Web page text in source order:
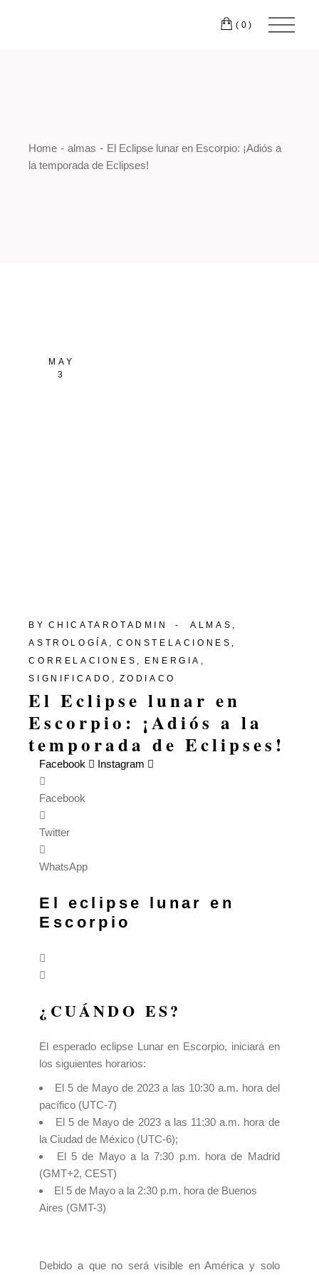
(0)
Home almas
El Eclipse lunar en Escorpio: ¡Adiós a
la temporada de Eclipses!
MAY
3
BY CHICATAROTADMIN
ALMAS
ASTROLOGÍA
CONSTELACIONES
CORRELACIONES
ENERGIA
SIGNIFICADO
ZODIACO
El Eclipse lunar en
Escorpio: ¡Adiós a la
temporada de Eclipses!
Facebook Instagram
Facebook
Twitter
WhatsApp
El eclipse lunar en
Escorpio
¿CUÁNDO ES?
El esperado eclipse Lunar en Escorpio, iniciará en
los siguientes horarios:
El 5 de Mayo de 2023 a las 10:30 a.m. hora del
pacífico ‎(UTC-7)‎
El 5 de Mayo de 2023 a las 11:30 a.m. hora de
la Ciudad de México (UTC-6);
El 5 de Mayoa la 7:30 p.m. hora de Madrid
(GMT+2, CEST)
El 5 de Mayoa la 2:30 p.m. hora de Buenos
Aires (GMT-3)
Debido a que no será visible en América y solo